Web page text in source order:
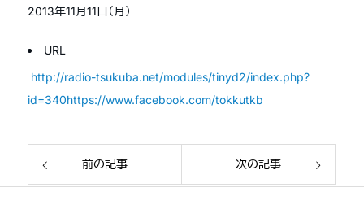
2013年11月11日（月）
URL
http://radio-tsukuba.net/modules/tinyd2/index.php?
id=340https://www.facebook.com/tokkutkb
前の記事 次の記事